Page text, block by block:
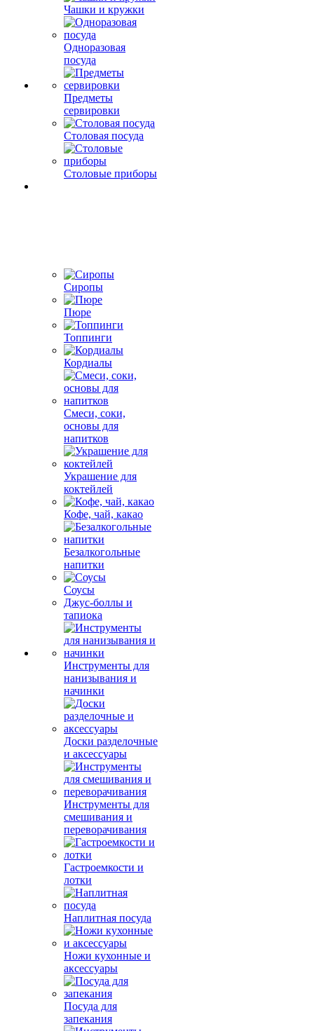
Чашки и кружки
Одноразовая
посуда
Предметы
сервировки
Столовая посуда
Столовые приборы
Сиропы
Пюре
Топпинги
Кордиалы
Смеси, соки,
основы для
напитков
Украшение для
коктейлей
Кофе, чай, какао
Безалкогольные
напитки
Соусы
Джус-боллы и
тапиока
Инструменты для
нанизывания и
начинки
Доски разделочные
и аксессуары
Инструменты для
смешивания и
переворачивания
Гастроемкости и
лотки
Наплитная посуда
Ножи кухонные и
аксессуары
Посуда для
запекания